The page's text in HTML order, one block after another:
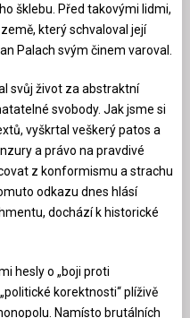
šklebu. Před takovými lidmi,
který schvaloval její
Palach svým činem varoval.
svůj život za abstraktní
svobody. Jak jsme si
vyškrtal veškerý patos a
a právo na pravdivé
z konformismu a strachu
odkazu dnes hlásí
dochází k historické
hesly o „boji proti
korektnosti“ plíživě
Namísto brutálních